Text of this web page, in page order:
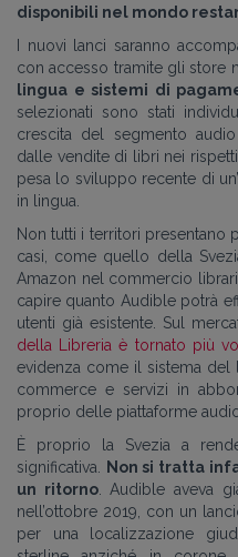
disponibili nel mondo
I nuovi lanci saranno
con accesso tramite gli store
lingua e sistemi di
selezionati sono stati
crescita del segmento
dalle vendite di libri nei
pesa lo sviluppo recente di
in lingua.
Non tutti i territori presentano
casi, come quello della
Amazon nel commercio
capire quanto Audible potrà
utenti già esistente. Sul
della Libreria è tornato più
evidenza come il sistema del
commerce e servizi in
proprio delle piattaforme
È proprio la Svezia a
significativa.
Non si tratta
un ritorno. Audible aveva
nell’ottobre 2019, con un
per una localizzazione